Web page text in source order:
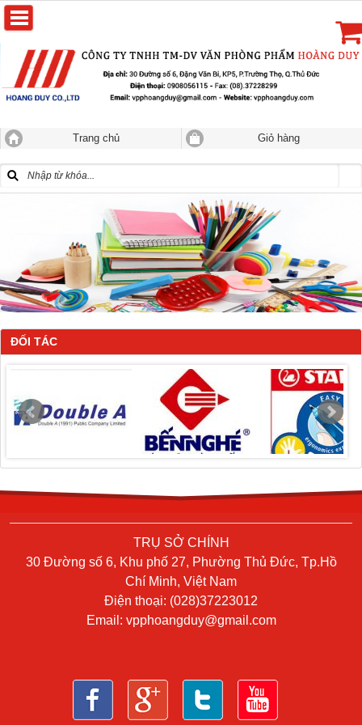
Trang chủ Giỏ hàng
ĐỐI TÁC
TRỤ SỞ CHÍNH
30 Đường số 6, Khu phố 27, Phường Thủ Đức, Tp.Hồ
Chí Minh, Việt Nam
Điện thoại: (028)37223012
Email: vpphoangduy@gmail.com